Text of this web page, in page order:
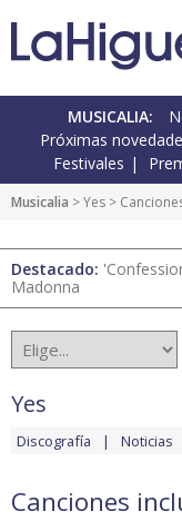
MUSICALIA:
Próximas
Festivales
Musicalia >Yes >
Destacado:
Madonna
Yes
Discografía Noticias
Canciones